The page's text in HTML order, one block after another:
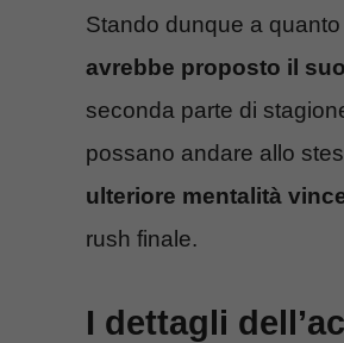
Stando dunque a
avrebbe proposto il
seconda parte di
possano andare allo
ulteriore mentalità
rush finale.
I dettagli